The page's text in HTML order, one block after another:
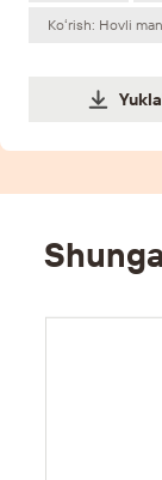
Koʻrish: Hovli